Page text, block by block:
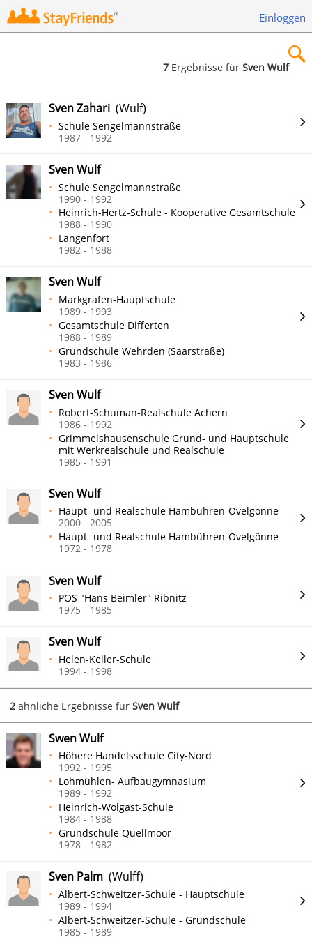
Einloggen
Suchen
7 Ergebnisse fürSven Wulf
Sven Zahari (Wulf)
Schule Sengelmannstraße
1987 - 1992
Sven Wulf
Schule Sengelmannstraße
1990 - 1992
Heinrich-Hertz-Schule - Kooperative Gesamtschule
1988 - 1990
Langenfort
1982 - 1988
Sven Wulf
Markgrafen-Hauptschule
1989 - 1993
Gesamtschule Differten
1988 - 1989
Grundschule Wehrden (Saarstraße)
1983 - 1986
Sven Wulf
Robert-Schuman-Realschule Achern
1986 - 1992
Grimmelshausenschule Grund- und Hauptschule
mit Werkrealschule und Realschule
1985 - 1991
Sven Wulf
Haupt- und Realschule Hambühren-Ovelgönne
2000 - 2005
Haupt- und Realschule Hambühren-Ovelgönne
1972 - 1978
Sven Wulf
POS "Hans Beimler" Ribnitz
1975 - 1985
Sven Wulf
Helen-Keller-Schule
1994 - 1998
2 ähnliche Ergebnisse fürSven Wulf
Swen Wulf
Höhere Handelsschule City-Nord
1992 - 1995
Lohmühlen- Aufbaugymnasium
1989 - 1992
Heinrich-Wolgast-Schule
1984 - 1988
Grundschule Quellmoor
1978 - 1982
Sven Palm (Wulff)
Albert-Schweitzer-Schule - Hauptschule
1989 - 1994
Albert-Schweitzer-Schule - Grundschule
1985 - 1989